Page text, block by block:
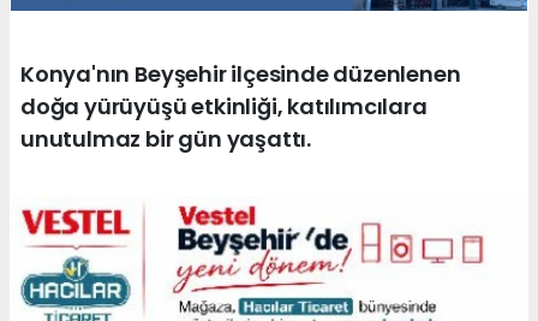
Konya'nın Beyşehir ilçesinde düzenlenen
doğa yürüyüşü etkinliği, katılımcılara
unutulmaz bir gün yaşattı.